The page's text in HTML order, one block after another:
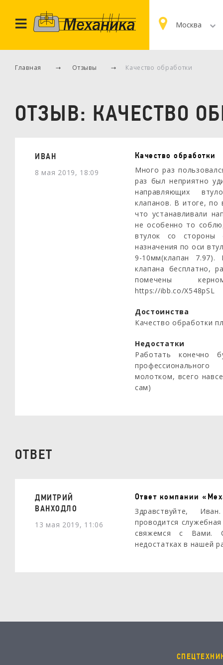
Москва
Главная Отзывы Качество обработки
ОТЗЫВ: КАЧЕСТВО
ИВАН
8 мая 2019, 18:09
Качество обработки
Много раз
раз был неприятно
направляющих
клапанов. В итоге, по
что устанавливали
не особенно то
втулок со стороны
назначения по оси
9-10мм(клапан
клапана бесплатно,
помечены
https://ibb.co/X548pSL
Достоинства
Качество обработки
Недостатки
Работать конечно
молотком, всего
сам)
ОТВЕТ
ДМИТРИЙ
ВАНХОДЛО
13 мая 2019, 11:06
Ответ компании
Здравствуйте,
проводится
свяжемся с Вами.
недостатках в нашей